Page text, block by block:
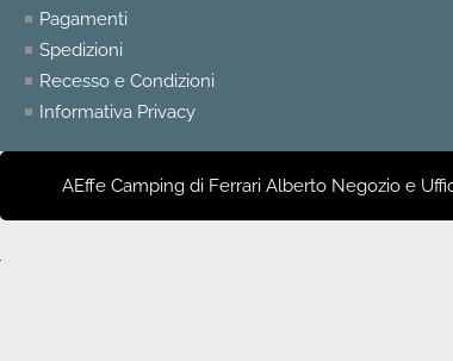
Pagamenti
Spedizioni
Recesso e Condizioni
Informativa Privacy
AEffe Camping di Ferrari Alberto Negozio e